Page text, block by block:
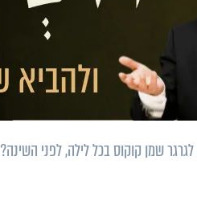
שמן קוקוס בכל לילה, לפני השינה?